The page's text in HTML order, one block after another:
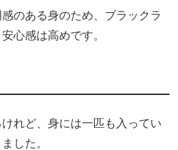
のある身のため、ブラックラ
心感は高めです。
れど、身には一匹も入ってい
した。